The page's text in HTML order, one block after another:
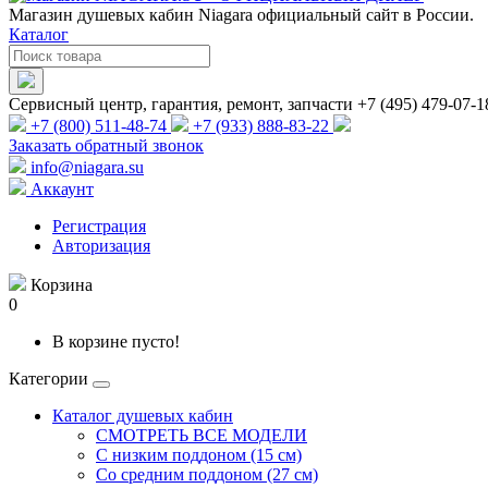
Магазин душевых кабин Niagara официальный сайт в России.
Каталог
Сервисный центр, гарантия, ремонт, запчасти +7 (495) 479-07-
+7 (800) 511-48-74
+7 (933) 888-83-22
Заказать обратный звонок
info@niagara.su
Аккаунт
Регистрация
Авторизация
Корзина
0
В корзине пусто!
Категории
Каталог душевых кабин
СМОТРЕТЬ ВСЕ МОДЕЛИ
С низким поддоном (15 см)
Со средним поддоном (27 см)